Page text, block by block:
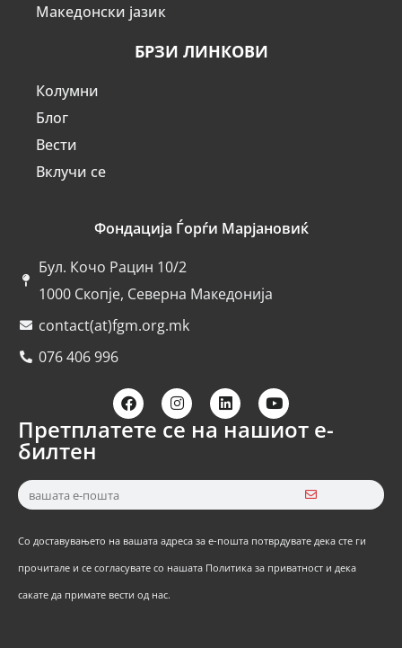
Македонски јазик
БРЗИ ЛИНКОВИ
Колумни
Блог
Вести
Вклучи се
Фондација Ѓорѓи Марјановиќ
Бул. Кочо Рацин 10/2
1000 Скопје, Северна Македонија
contact(at)fgm.org.mk
076 406 996
Претплатете се на нашиот е-
билтен
Со доставувањето на вашата адреса за е-пошта потврдувате дека сте ги
прочитале и се согласувате со нашата Политика за приватност и дека
сакате да примате вести од нас.